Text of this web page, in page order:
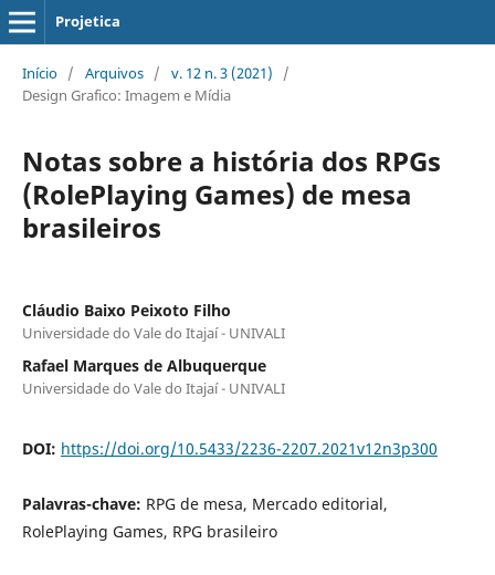
Projetica
Início / Arquivos / v. 12 n. 3 (2021)
/
Design Grafico: Imagem e Mídia
Notas sobre a história dos RPGs
(RolePlaying Games) de mesa
brasileiros
Cláudio Baixo Peixoto Filho
Universidade do Vale do Itajaí - UNIVALI
Rafael Marques de Albuquerque
Universidade do Vale do Itajaí - UNIVALI
DOI: https://doi.org/10.5433/2236-2207.2021v12n3p300
Palavras-chave: RPG de mesa, Mercado editorial,
RolePlaying Games, RPG brasileiro